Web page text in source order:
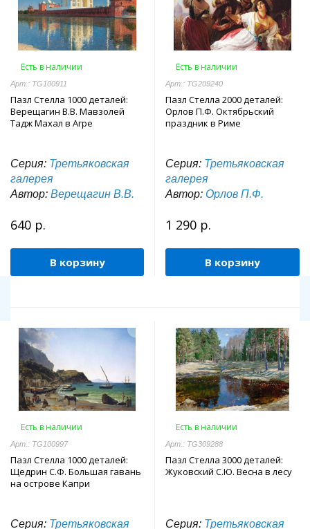
Есть в наличии
Арт.: TG100911
Пазл Стелла 1000 деталей:
Верещагин В.В. Мавзолей
Тадж Махал в Агре
Серия: Третьяковская
галерея
Автор: Верещагин В.В.
640 р.
В корзину
Есть в наличии
Арт.: TG209240
Пазл Стелла 2000 деталей:
Орлов П.Ф. Октябрьский
праздник в Риме
Серия: Третьяковская
галерея
Автор: Орлов П.Ф.
1 290 р.
В корзину
Есть в наличии
Арт.: TG100997
Пазл Стелла 1000 деталей:
Щедрин С.Ф. Большая гавань
на острове Капри
Серия: Третьяковская
Есть в наличии
Арт.: TG309288
Пазл Стелла 3000 деталей:
Жуковский С.Ю. Весна в лесу
Серия: Третьяковская